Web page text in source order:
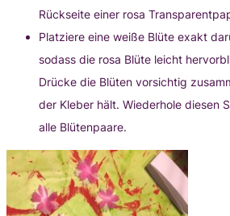
Rückseite einer rosa
Platziere eine weiße Blüte exakt
sodass die rosa Blüte leicht
Drücke die Blüten vorsichtig
der Kleber hält. Wiederhole diesen
alle Blütenpaare.